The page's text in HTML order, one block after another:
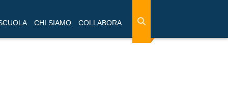
CHI SIAMO COLLABORA